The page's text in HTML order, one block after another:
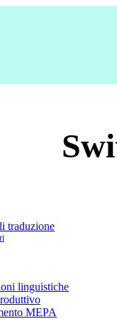
traduzione
linguistiche
MEPA